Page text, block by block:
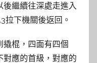
繼續往深處走進入
拉下機關後返回。
撬棍，四面有四個
對應的首級，對應的